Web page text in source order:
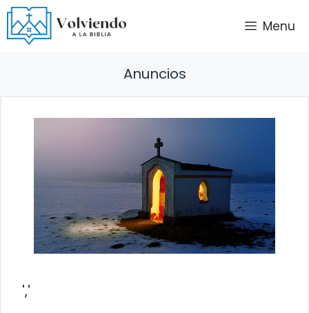
Saltar
al
contenido
Menu
Anuncios
','